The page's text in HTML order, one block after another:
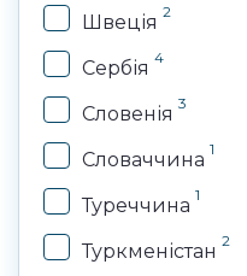
Швеція 2
Сербія 4
Словенія 3
Словаччина 1
Туреччина 1
Туркменістан 2